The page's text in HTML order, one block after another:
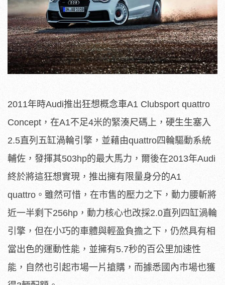
2011年時Audi推出狂想概念車A1 Clubsport quattro
Concept，在A1不足4米的緊湊尺碼上，硬生生塞入
2.5直列五缸渦輪引擎，並藉由quattro四輪驅動系統
輔佐，發揮其503hp的最大馬力，爾後在2013年Audi
終於將這狂想實現，推出擁有限量身分的A1
quattro。雖然可惜，在市售的壓力之下，動力腰斬將
近一半剩下256hp，動力核心也改採2.0直列四缸渦輪
引擎，但在小巧的車體與輕盈負擔之下，仍然具有相
當出色的運動性能，並擁有5.7秒的百公里加速性
能，自然也引起市場一片搶購，而據悉國內市場也獲